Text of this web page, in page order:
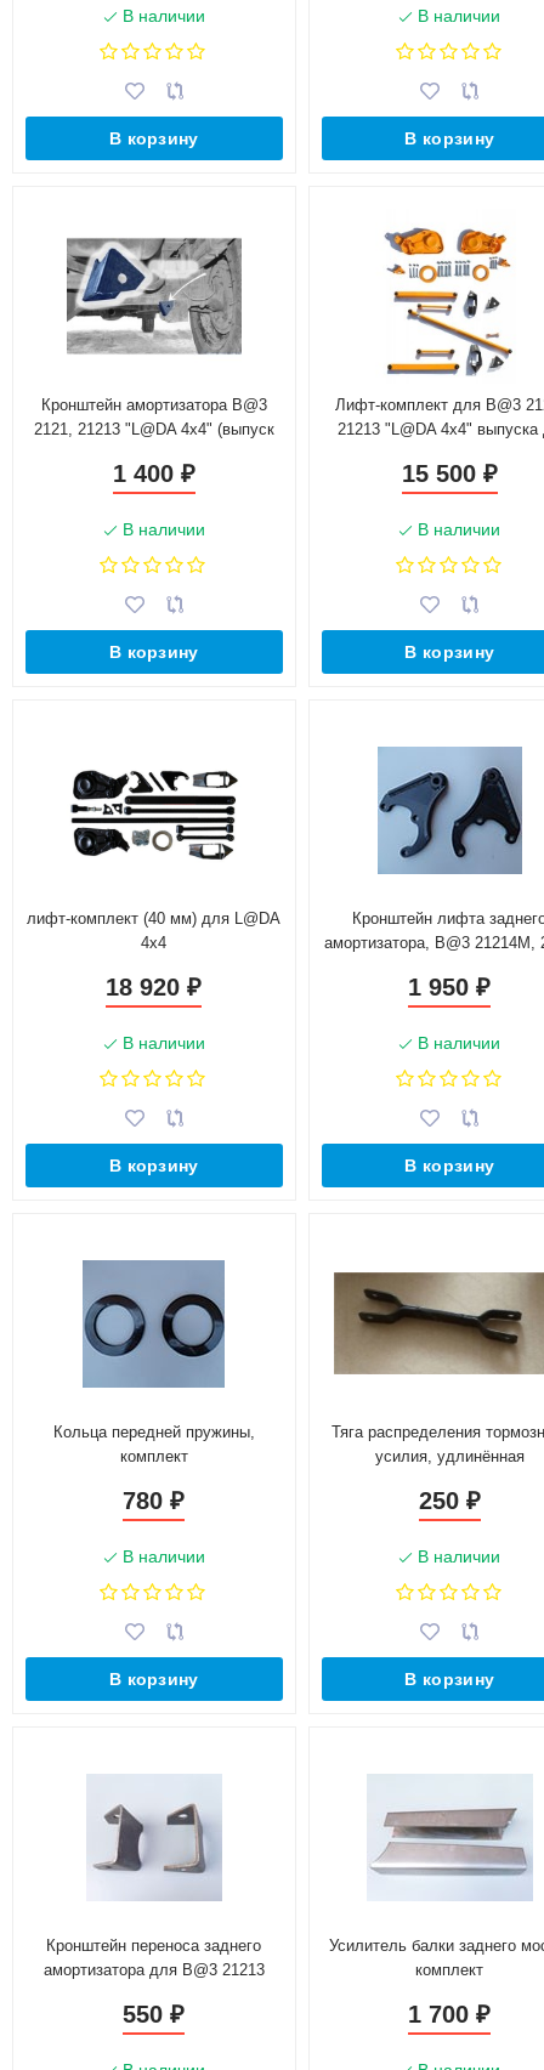
В наличии
В корзину
В наличии
В корзину
Кронштейн амортизатора B@3
2121, 21213 "L@DA 4х4" (выпуск
1 400 ₽
В наличии
В корзину
Лифт-комплект для B@3
21213 "L@DA 4х4" выпуска
15 500 ₽
В наличии
В корзину
лифт-комплект (40 мм) для L@DA
4x4
18 920₽
В наличии
В корзину
Кронштейн лифта
амортизатора, B@3 21214М,
1 950₽
В наличии
В корзину
Кольца передней пружины,
комплект
780₽
В наличии
В корзину
Тяга распределения
усилия, удлинённая
250 ₽
В наличии
В корзину
Кронштейн переноса заднего
амортизатора для B@3 21213
550₽
Усилитель балки заднего
комплект
1 700₽